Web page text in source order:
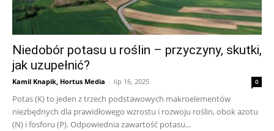
Niedobór potasu u roślin – przyczyny, skutki,
jak uzupełnić?
Kamil Knapik, Hortus Media - lip 16, 2025 0
Potas (K) to jeden z trzech podstawowych makroelementów
niezbędnych dla prawidłowego wzrostu i rozwoju roślin, obok azotu
(N) i fosforu (P). Odpowiednia zawartość potasu...